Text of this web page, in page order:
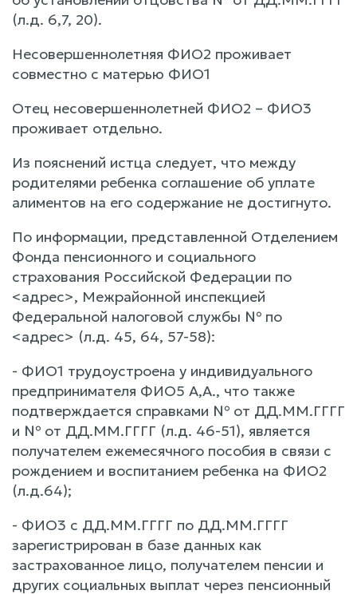
(л.д. 6,7, 20).
Несовершеннолетняя ФИО2 проживает
совместно с матерью ФИО1
Отец несовершеннолетней ФИО2 – ФИО3
проживает отдельно.
Из пояснений истца следует, что между
родителями ребенка соглашение об уплате
алиментов на его содержание не достигнуто.
По информации, представленной Отделением
Фонда пенсионного и социального
страхования Российской Федерации по
<адрес>, Межрайонной инспекцией
Федеральной налоговой службы № по
<адрес> (л.д. 45, 64, 57-58):
- ФИО1 трудоустроена у индивидуального
предпринимателя ФИО5 А,А., что также
подтверждается справками № от ДД.ММ.ГГГГ
и № от ДД.ММ.ГГГГ (л.д. 46-51), является
получателем ежемесячного пособия в связи с
рождением и воспитанием ребенка на ФИО2
(л.д.64);
- ФИО3 с ДД.ММ.ГГГГ по ДД.ММ.ГГГГ
зарегистрирован в базе данных как
застрахованное лицо, получателем пенсии и
других социальных выплат через пенсионный